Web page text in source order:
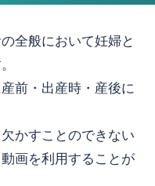
全般において妊婦と
前・出産時・産後に
かすことのできない
画を利用することが